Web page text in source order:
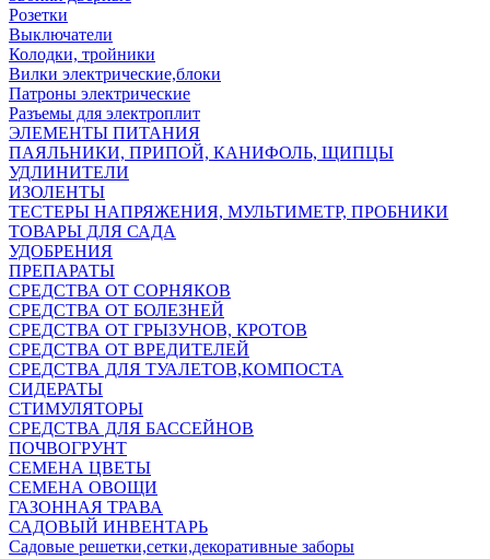
Розетки
Выключатели
Колодки, тройники
Вилки электрические,блоки
Патроны электрические
Разъемы для электроплит
ЭЛЕМЕНТЫ ПИТАНИЯ
ПАЯЛЬНИКИ, ПРИПОЙ, КАНИФОЛЬ, ЩИПЦЫ
УДЛИНИТЕЛИ
ИЗОЛЕНТЫ
ТЕСТЕРЫ НАПРЯЖЕНИЯ, МУЛЬТИМЕТР, ПРОБНИКИ
ТОВАРЫ ДЛЯ САДА
УДОБРЕНИЯ
ПРЕПАРАТЫ
СРЕДСТВА ОТ СОРНЯКОВ
СРЕДСТВА ОТ БОЛЕЗНЕЙ
СРЕДСТВА ОТ ГРЫЗУНОВ, КРОТОВ
СРЕДСТВА ОТ ВРЕДИТЕЛЕЙ
СРЕДСТВА ДЛЯ ТУАЛЕТОВ,КОМПОСТА
СИДЕРАТЫ
СТИМУЛЯТОРЫ
СРЕДСТВА ДЛЯ БАССЕЙНОВ
ПОЧВОГРУНТ
СЕМЕНА ЦВЕТЫ
СЕМЕНА ОВОЩИ
ГАЗОННАЯ ТРАВА
САДОВЫЙ ИНВЕНТАРЬ
Садовые решетки,сетки,декоративные заборы